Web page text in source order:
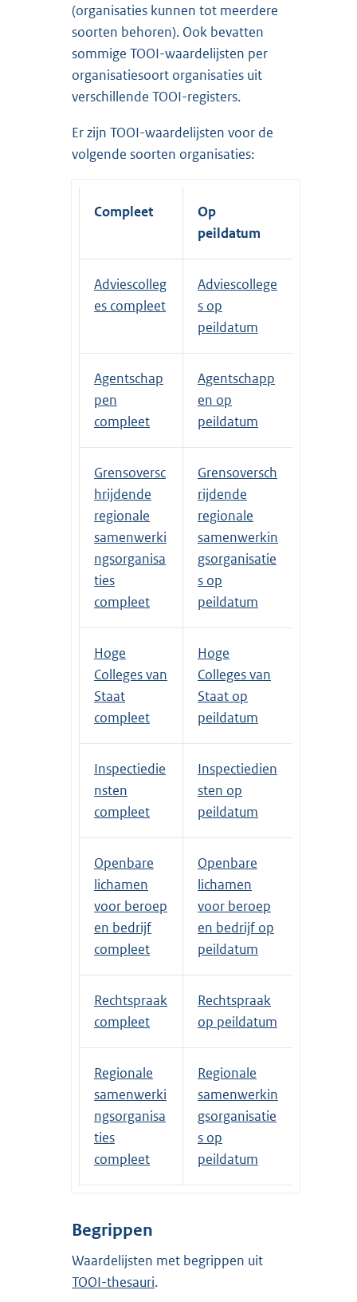
(organisaties kunnen tot meerdere
soorten behoren). Ook bevatten
sommige TOOI-waardelijsten per
organisatiesoort organisaties uit
verschillende TOOI-registers.
Er zijn TOOI-waardelijsten voor de
volgende soorten organisaties:
Compleet
Op
peildatum
Adviescolleg
es compleet
Adviescollege
s op
peildatum
Agentschap
pen
compleet
Agentschapp
en op
peildatum
Grensoversc
hrijdende
regionale
samenwerki
ngsorganisa
ties
compleet
Grensoversch
rijdende
regionale
samenwerkin
gsorganisatie
s op
peildatum
Hoge
Colleges van
Staat
compleet
Hoge
Colleges van
Staat op
peildatum
Inspectiedie
nsten
compleet
Inspectiedien
sten op
peildatum
Openbare
lichamen
voor beroep
en bedrijf
compleet
Openbare
lichamen
voor beroep
en bedrijf op
peildatum
Rechtspraak
compleet
Rechtspraak
op peildatum
Regionale
samenwerki
ngsorganisa
ties
compleet
Regionale
samenwerkin
gsorganisatie
s op
peildatum
Begrippen
Waardelijsten met begrippen uit
TOOI-thesauri.